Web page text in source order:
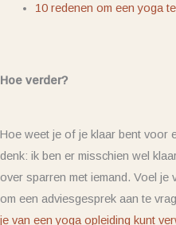
10 redenen om een yoga
Hoe verder?
Hoe weet je of je klaar bent voor
denk: ik ben er misschien wel
over sparren met iemand. Voel je
om een adviesgesprek aan te
je van een yoga opleiding kunt